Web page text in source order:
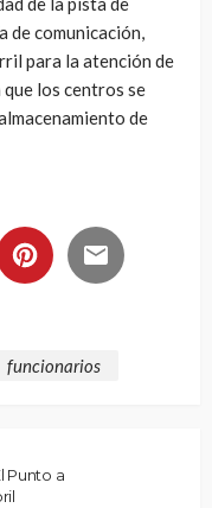
de comunicación,
para la atención de
los centros se
de
funcionarios
Punto a